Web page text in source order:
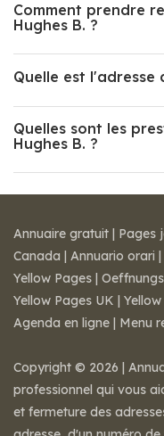
Comment prendre
Hughes B. ?
Quelle est l'adresse
Quelles sont les
Hughes B. ?
Annuaire gratuit | Pages
Canada | Annuario orari |
Yellow Pages |
Yellow Pages UK |
Agenda en ligne | Menu
Copyright © 2026 |
professionnel qui vous
et fermeture des